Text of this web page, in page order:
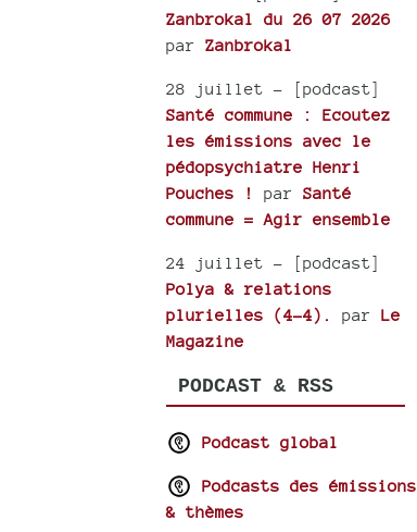
Zanbrokal du 26 07 2026
parZanbrokal
28 juillet- [podcast]
Santé commune : Ecoutez
les émissions avec le
pédopsychiatre Henri
Pouches !
parSanté
commune = Agir ensemble
24 juillet- [podcast]
Polya & relations
plurielles (4-4).
parLe
Magazine
PODCAST & RSS
Podcast global
Podcasts des émissions
& thèmes